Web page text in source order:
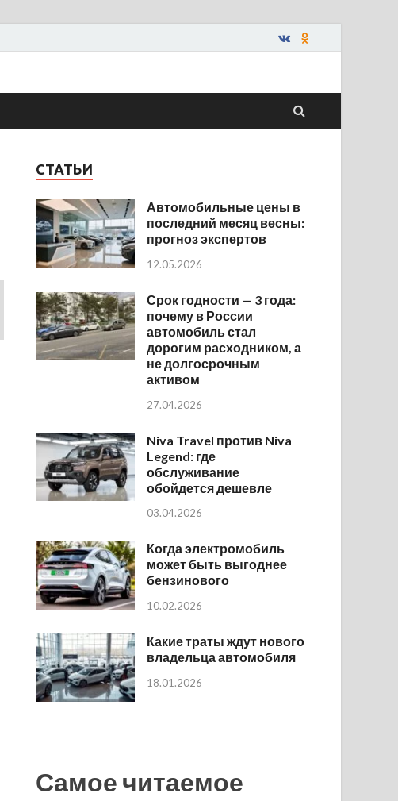
СТАТЬИ
Автомобильные цены в
последний месяц весны:
прогноз экспертов
12.05.2026
Срок годности — 3 года:
почему в России
автомобиль стал
дорогим расходником, а
не долгосрочным
активом
27.04.2026
Niva Travel против Niva
Legend: где
обслуживание
обойдется дешевле
03.04.2026
Когда электромобиль
может быть выгоднее
бензинового
10.02.2026
Какие траты ждут нового
владельца автомобиля
18.01.2026
Самое читаемое